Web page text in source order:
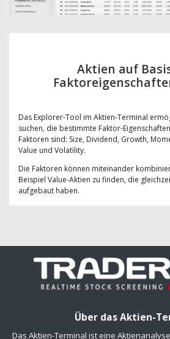
Aktien auf
Das Explorer-Tool im Aktien-Terminal
suchen, die bestimmte Faktor-
Faktoren sind: Size, Dividend, Growth,
Value und Volatility.
Die Faktoren können miteinander
Beispiel Value-Aktien zu finden, die
aufgebaut haben.
Über das Aktien-
Das Aktien-Terminal ist eine